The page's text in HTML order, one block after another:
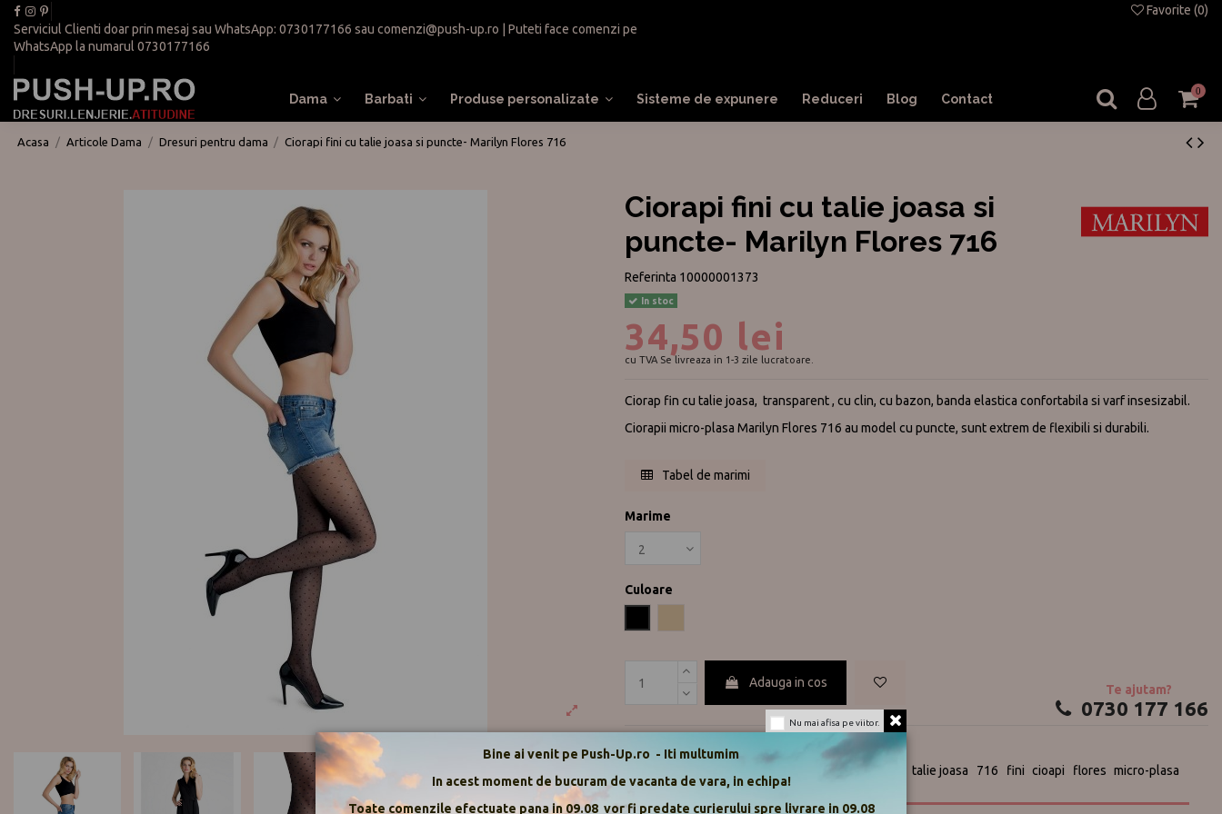
Serviciul Clienti doar prin mesaj sau WhatsApp: 0730177166 sau comenzi@push-up.ro | Puteti face comenzi pe
WhatsApp la numarul 0730177166
Favorite (0)
Dama Barbati Produse personalizate Sisteme de expunere Reduceri Blog Contact
0
Acasa Articole Dama Dresuri pentru dama Ciorapi fini cu talie joasa si puncte- Marilyn Flores 716
Ciorapi fini cu talie joasa si
puncte- Marilyn Flores 716
Referinta 10000001373
In stoc
34,50 lei
cu TVA Se livreaza in 1-3 zile lucratoare.
Ciorap fin cu talie joasa, transparent , cu clin, cu bazon, banda elastica confortabila si varf insesizabil.
Ciorapii micro-plasa Marilyn Flores 716 au model cu puncte, sunt extrem de flexibili si durabili.
Tabel de marimi
Marime
Culoare
Adauga in cos
strampi Marilyn talie joasa 716 fini cioapi flores micro-plasa
Te ajutam?
0730 177 166
Descriere
Nu mai afisa pe viitor.
Bine ai venit pe Push-Up.ro - Iti multumim
In acest moment de bucuram de vacanta de vara, in echipa!
Toate comenzile efectuate pana in 09.08 vor fi predate curierului spre livrare in 09.08